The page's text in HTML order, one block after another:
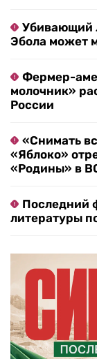
Убивающий
Эбола может
Фермер-
молочник»
России
«Снимать
«Яблоко»
«Родины» в
Последний
литературы